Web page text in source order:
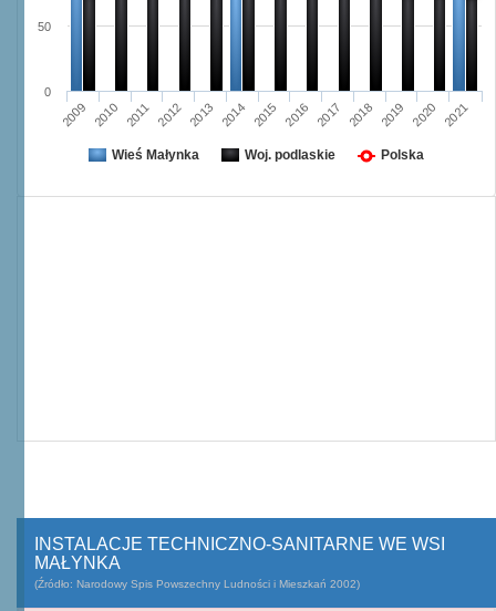
2009 2010 2011 2012 2013 2014 2015 2016 2017 2018 2019 2020 2021
0
50
Wieś Małynka Woj. podlaskie Polska
INSTALACJE TECHNICZNO-SANITARNE WE WSI
MAŁYNKA
(Źródło: Narodowy Spis Powszechny Ludności i Mieszkań 2002)